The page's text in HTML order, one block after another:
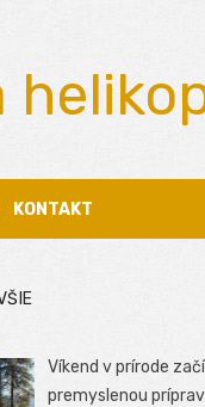
KONTAKT
Víkend v prírode
premyslenou